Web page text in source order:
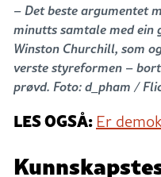
– Det beste argumentet
minutts samtale med ein
Winston Churchill, som
verste styreformen –
prøvd. Foto: d_pham /
LES OGSÅ: Er